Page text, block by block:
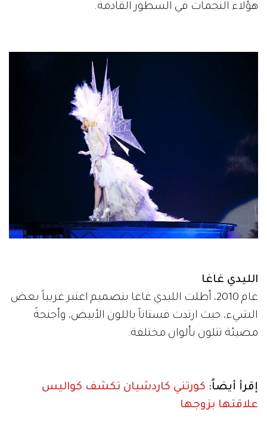
هؤلاء النجمات في السطور القادمة.
الليدي غاغا
عام 2010، أطلت الليدي غاغا بتصميم اعتبر غريباً بعض
الشيء، حيث ارتدت فستاناً باللون الأبيض، وأجنحةً
مضيئة تتلون بألوان مختلفة.
إقرأ أيضاً: كورتني كاردشيان تكشف كواليس
علاقتها بزوجها